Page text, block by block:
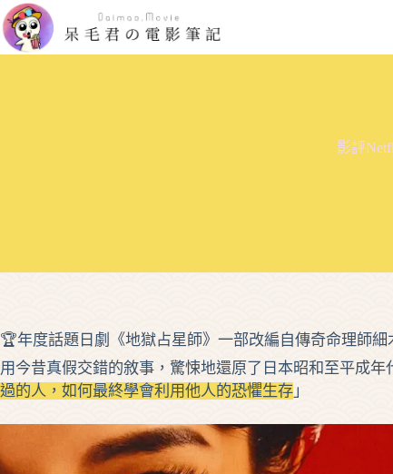
跳
至
主
影評
🏆年度話題日劇《地獄占星師》一部改編自傳奇命理師
用今昔真假交錯的敘事，驚悚地還原了日本昭和至平成年
過的人，如何最終學會利用他人的恐懼生存 」